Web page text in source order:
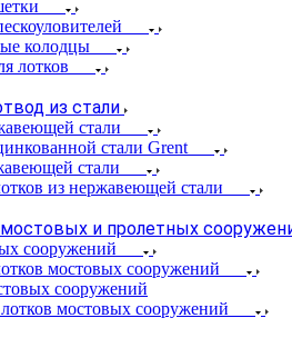
колодцы
лотков
из стали
стали
стали Grent
стали
из нержавеющей стали
и пролетных
сооружений
мостовых сооружений
сооружений
мостовых сооружений